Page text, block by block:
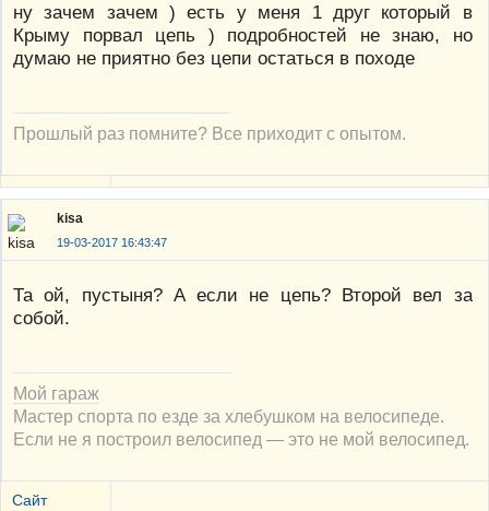
ну зачем зачем ) есть у меня 1 друг который в
Крыму порвал цепь ) подробностей не знаю, но
думаю не приятно без цепи остаться в походе
Прошлый раз помните? Все приходит с опытом.
kisa
19-03-2017 16:43:47
Та ой, пустыня? А если не цепь? Второй вел за
собой.
Мой гараж
Мастер спорта по езде за хлебушком на велосипеде.
Если не я построил велосипед — это не мой велосипед.
Сайт